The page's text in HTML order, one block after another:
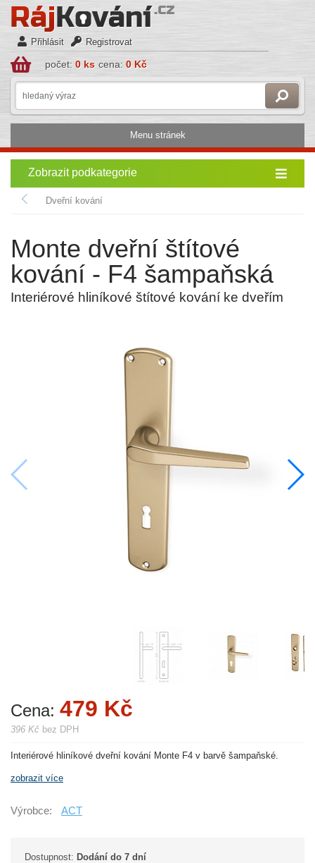
Přihlásit Registrovat
počet: 0 ks cena: 0 Kč
Menu stránek
Zobrazit podkategorie
Dveřní kování
Monte dveřní štítové
kování - F4 šampaňská
Interiérové hliníkové štítové kování ke dveřím
Cena: 479 Kč
396 Kč bez DPH
Interiérové hliníkové dveřní kování Monte F4 v barvě šampaňské.
zobrazit více
Výrobce: ACT
Dostupnost: Dodání do 7 dní